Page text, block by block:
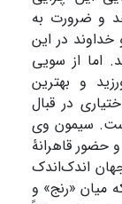
و ضرورت به
خداوند در این
اما از سویی
و بهترین
در قبال
سیمون وی
حضور قاهرانۀ
اندک‌اندک
میان «رنج» و